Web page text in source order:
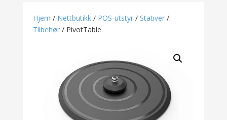
Hjem / Nettbutikk/ POS-utstyr/ Stativer/
Tilbehør/ PivotTable